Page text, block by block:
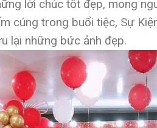
lời chúc tốt đẹp, mong
cúng trong buổi tiệc, Sự
lại những bức ảnh đẹp.